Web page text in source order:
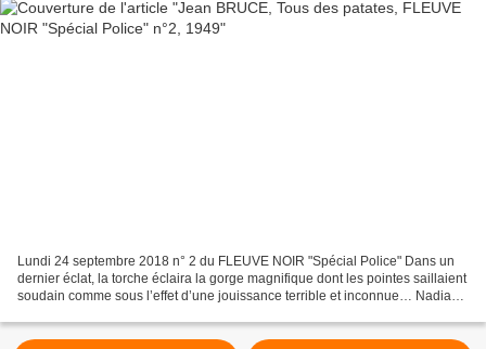
Lundi 24 septembre 2018 n° 2 du FLEUVE NOIR "Spécial Police" Dans un
dernier éclat, la torche éclaira la gorge magnifique dont les pointes saillaient
soudain comme sous l’effet d’une jouissance terrible et inconnue… Nadia